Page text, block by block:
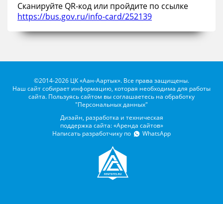
Сканируйте QR-код или пройдите по ссылке
https://bus.gov.ru/info-card/252139
©2014-2026 ЦК «Аан-Аартык». Все права защищены.
Наш сайт собирает информацию, которая необходима для работы
сайта. Пользуясь сайтом вы соглашаетесь на обработку
"Персональных данных"
Дизайн, разработка и техническая
поддержка сайта: «Аренда сайтов»
Написать разработчику по
WhatsApp